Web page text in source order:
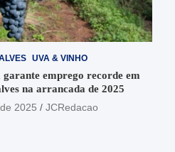
UVA & VINHO
garante emprego recorde em
na arrancada de 2025
2025
JCRedacao